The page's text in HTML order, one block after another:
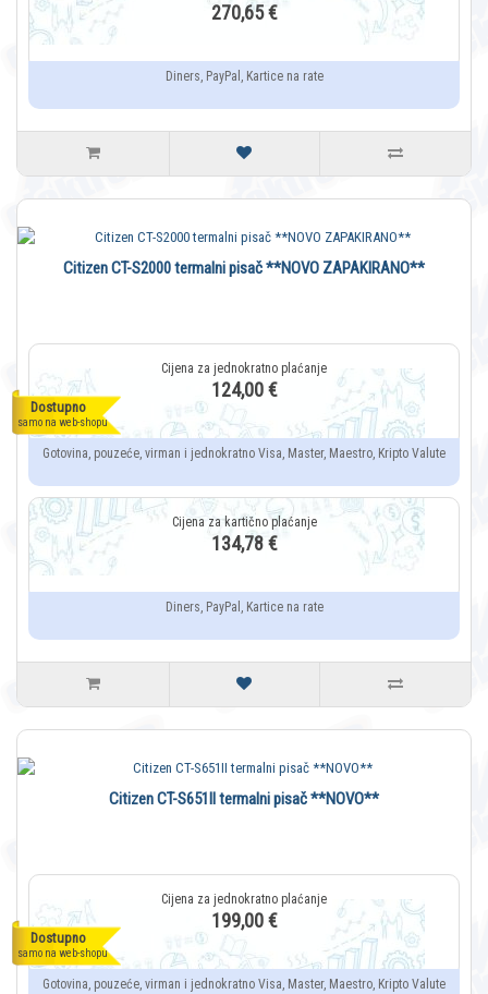
270,65 €
Diners, PayPal, Kartice na rate
Dostupno
samo na web-shopu
Citizen CT-S2000 termalni pisač **NOVO ZAPAKIRANO**
124,00 €
Gotovina, pouzeće, virman i jednokratno Visa, Master, Maestro, Kripto Valute
134,78 €
Diners, PayPal, Kartice na rate
Dostupno
samo na web-shopu
Citizen CT-S651II termalni pisač **NOVO**
199,00 €
Gotovina, pouzeće, virman i jednokratno Visa, Master, Maestro, Kripto Valute